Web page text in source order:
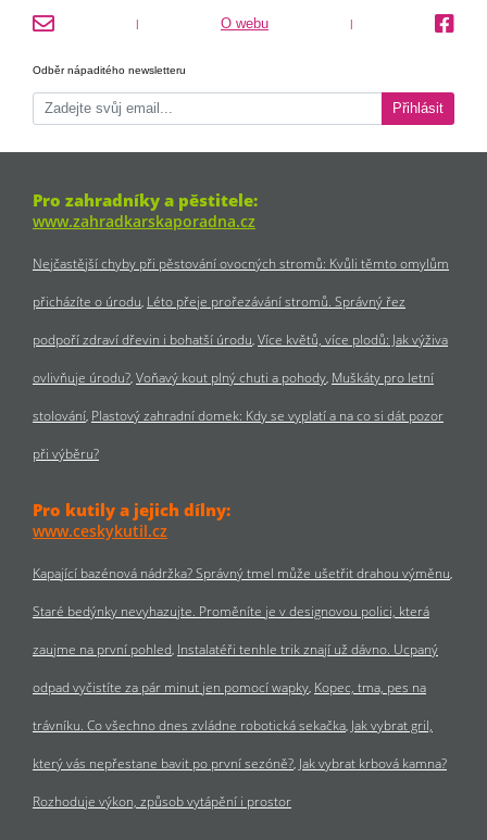
| O webu |
Odběr nápaditého newsletteru
Přihlásit
Pro zahradníky a pěstitele:
www.zahradkarskaporadna.cz
Nejčastější chyby při pěstování ovocných stromů: Kvůli těmto omylům
přicházíte o úrodu Léto přeje prořezávání stromů. Správný řez
podpoří zdraví dřevin i bohatší úrodu Více květů, více plodů: Jak výživa
ovlivňuje úrodu? Voňavý kout plný chuti a pohody Muškáty pro letní
stolování Plastový zahradní domek: Kdy se vyplatí a na co si dát pozor
při výběru?
Pro kutily a jejich dílny:
www.ceskykutil.cz
Kapající bazénová nádržka? Správný tmel může ušetřit drahou výměnu
Staré bedýnky nevyhazujte. Proměníte je v designovou polici, která
zaujme na první pohled Instalatéři tenhle trik znají už dávno. Ucpaný
odpad vyčistíte za pár minut jen pomocí wapky Kopec, tma, pes na
trávníku. Co všechno dnes zvládne robotická sekačka Jak vybrat gril,
který vás nepřestane bavit po první sezóně? Jak vybrat krbová kamna?
Rozhoduje výkon, způsob vytápění i prostor